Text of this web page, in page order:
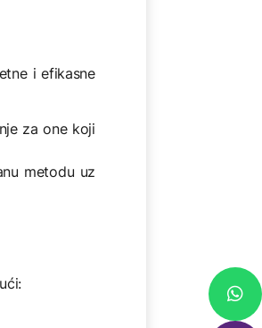
i efikasne
za one koji
metodu uz